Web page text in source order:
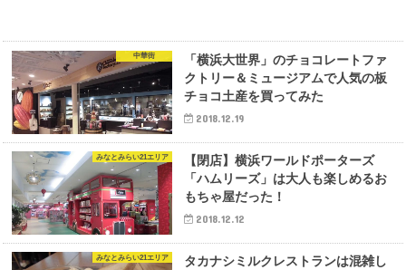
中華街
「横浜大世界」のチョコレートファ
クトリー＆ミュージアムで人気の板
チョコ土産を買ってみた
2018.12.19
みなとみらい21エリア
【閉店】横浜ワールドポーターズ
「ハムリーズ」は大人も楽しめるお
もちゃ屋だった！
2018.12.12
みなとみらい21エリア
タカナシミルクレストランは混雑し